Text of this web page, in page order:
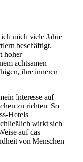
mich viele Jahre
beschäftigt.
hoher
achtsamen
ihre inneren
Interesse auf
zu richten. So
Hotels
wirkt sich
auf das
von Menschen